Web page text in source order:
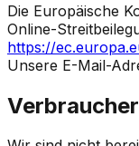
Die Europäische
Online-
https://
Unsere E-Mail-